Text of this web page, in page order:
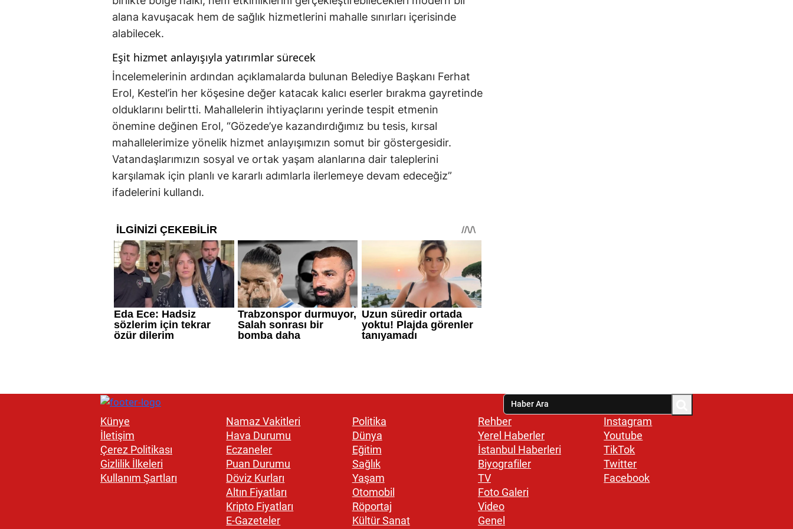
alana kavuşacak hem de sağlık hizmetlerini mahalle sınırları içerisinde
alabilecek.
Eşit hizmet anlayışıyla yatırımlar sürecek
İncelemelerinin ardından açıklamalarda bulunan Belediye Başkanı Ferhat
Erol, Kestel’in her köşesine değer katacak kalıcı eserler bırakma gayretinde
olduklarını belirtti. Mahallelerin ihtiyaçlarını yerinde tespit etmenin
önemine değinen Erol, “Gözede’ye kazandırdığımız bu tesis, kırsal
mahallelerimize yönelik hizmet anlayışımızın somut bir göstergesidir.
Vatandaşlarımızın sosyal ve ortak yaşam alanlarına dair taleplerini
karşılamak için planlı ve kararlı adımlarla ilerlemeye devam edeceğiz”
ifadelerini kullandı.
Künye
İletişim
Çerez Politikası
Gizlilik İlkeleri
Kullanım Şartları
Namaz Vakitleri
Hava Durumu
Eczaneler
Puan Durumu
Döviz Kurları
Altın Fiyatları
Kripto Fiyatları
E-Gazeteler
Politika
Dünya
Eğitim
Sağlık
Yaşam
Otomobil
Röportaj
Kültür Sanat
Rehber
Yerel Haberler
İstanbul Haberleri
Biyografiler
TV
Foto Galeri
Video
Genel
Instagram
Youtube
TikTok
Twitter
Facebook